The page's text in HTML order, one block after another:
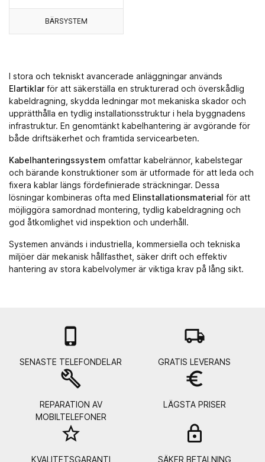
BÄRSYSTEM
I stora och tekniskt avancerade anläggningar används
Elartiklar för att säkerställa en strukturerad och överskådlig
kabeldragning, skydda ledningar mot mekaniska skador och
upprätthålla en tydlig installationsstruktur i hela byggnadens
infrastruktur. En genomtänkt kabelhantering är avgörande för
både driftsäkerhet och framtida servicearbeten.
Kabelhanteringssystem omfattar kabelrännor, kabelstegar
och bärande konstruktioner som är utformade för att leda och
fixera kablar längs fördefinierade sträckningar. Dessa
lösningar kombineras ofta med Elinstallationsmaterial för att
möjliggöra samordnad montering, tydlig kabeldragning och
god åtkomlighet vid inspektion och underhåll.
Systemen används i industriella, kommersiella och tekniska
miljöer där mekanisk hållfasthet, säker drift och effektiv
hantering av stora kabelvolymer är viktiga krav på lång sikt.

SENASTE TELEFONDELAR
local_shipping
GRATIS LEVERANS
build
REPARATION AV
MOBILTELEFONER
euro_symbol
LÄGSTA PRISER
star_border
KVALITETSGARANTI SÄKER BETALNING